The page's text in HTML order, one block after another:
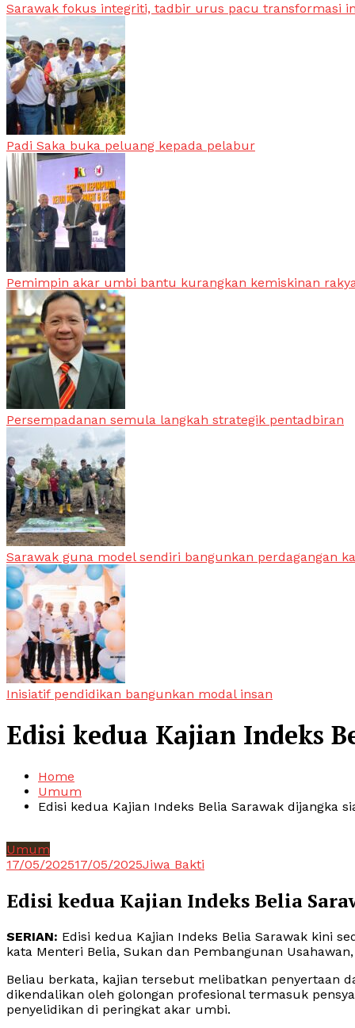
Sarawak fokus integriti, tadbir urus pacu transformasi
Padi Saka buka peluang kepada pelabur
Pemimpin akar umbi bantu kurangkan kemiskinan
Persempadanan semula langkah strategik pentadbiran
Sarawak guna model sendiri bangunkan perdagangan
Inisiatif pendidikan bangunkan modal insan
Edisi kedua Kajian Indeks
Home
Umum
Edisi kedua Kajian Indeks Belia Sarawak dijangka
Umum
17/05/202517/05/2025Jiwa Bakti
Edisi kedua Kajian Indeks Belia
SERIAN: Edisi kedua Kajian Indeks Belia Sarawak kini
kata Menteri Belia, Sukan dan Pembangunan
Beliau berkata, kajian tersebut melibatkan penyertaan
dikendalikan oleh golongan profesional termasuk
penyelidikan di peringkat akar umbi.